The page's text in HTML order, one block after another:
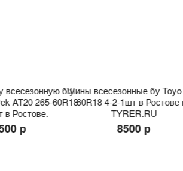
всесезонную б\у
AT20 265-60R18
в Ростове.
р
Шины всесезонные бу
60R18 4-2-1шт в Ростове
TYRER.RU
8500 р